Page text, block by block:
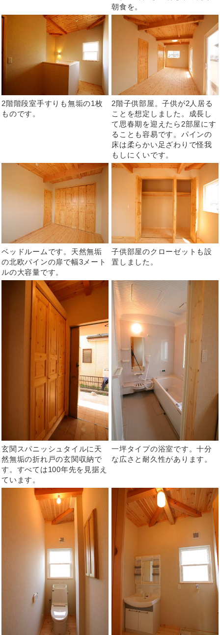
朝食を。
2階階段室手すりも無垢の1枚
ものです。
2階子供部屋。子供が2人居る
ことを想定しました。成長し
て思春期を迎えたら2部屋にす
ることも容易です。パインの
床は柔らかい足ざわりで怪我
もしにくいです。
ベッドルームです。天然無垢
の北欧パインの扉で幅3メート
ルの大容量です。
子供部屋のクローゼットも設
置しました。
玄関スパニッシュタイルに天
然無垢の折れ戸の玄関収納で
す。すべては100年先を見据え
ています。
一坪タイプの浴室です。十分
な広さと耐久性があります。